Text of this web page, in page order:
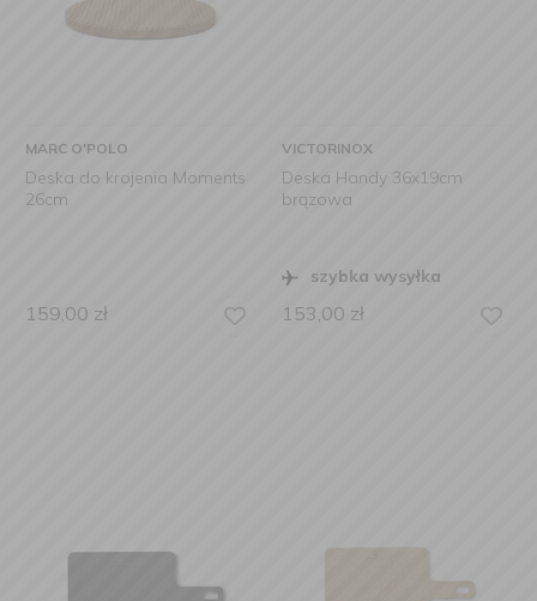
MARC O'POLO
Deska do krojenia Moments
26cm
159,00 zł
VICTORINOX
Deska Handy 36x19cm
brązowa
szybka wysyłka
153,00 zł